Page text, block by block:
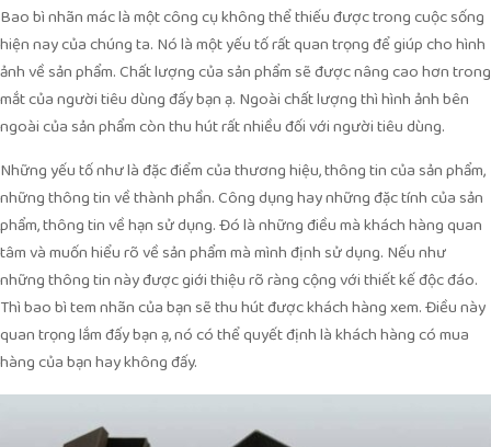
Bao bì nhãn mác là một công cụ không thể thiếu được trong cuộc sống
hiện nay của chúng ta. Nó là một yếu tố rất quan trọng để giúp cho hình
ảnh về sản phẩm. Chất lượng của sản phẩm sẽ được nâng cao hơn trong
mắt của người tiêu dùng đấy bạn ạ. Ngoài chất lượng thì hình ảnh bên
ngoài của sản phẩm còn thu hút rất nhiều đối với người tiêu dùng.
Những yếu tố như là đặc điểm của thương hiệu, thông tin của sản phẩm,
những thông tin về thành phần. Công dụng hay những đặc tính của sản
phẩm, thông tin về hạn sử dụng. Đó là những điều mà khách hàng quan
tâm và muốn hiểu rõ về sản phẩm mà mình định sử dụng. Nếu như
những thông tin này được giới thiệu rõ ràng cộng với thiết kế độc đáo.
Thì bao bì tem nhãn của bạn sẽ thu hút được khách hàng xem. Điều này
quan trọng lắm đấy bạn ạ, nó có thể quyết định là khách hàng có mua
hàng của bạn hay không đấy.